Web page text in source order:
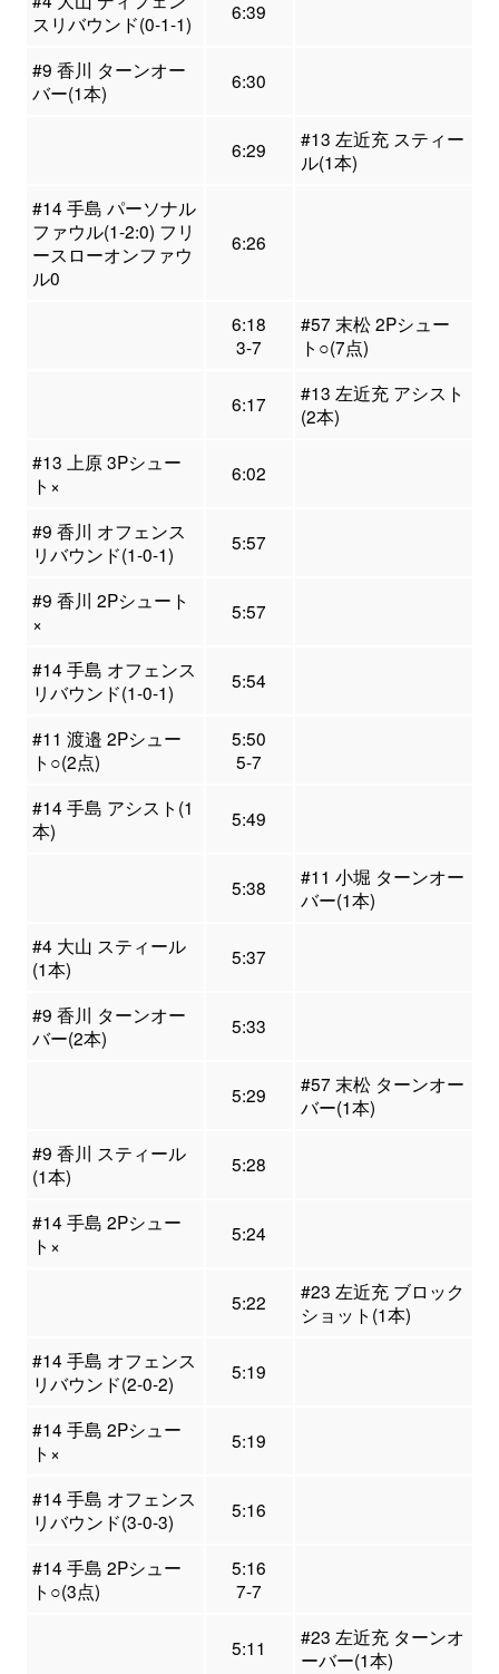
スリバウンド(0-1-1)
6:39
#9 香川 ターンオー
バー(1本)
6:30
6:29
#13 左近充 スティー
ル(1本)
#14 手島 パーソナル
ファウル(1-2:0) フリ
ースローオンファウ
ル0
6:26
6:18
3-7
#57 末松 2Pシュー
ト○(7点)
6:17
#13 左近充 アシスト
(2本)
#13 上原 3Pシュー
ト×
6:02
#9 香川 オフェンス
リバウンド(1-0-1)
5:57
#9 香川 2Pシュート
×
5:57
#14 手島 オフェンス
リバウンド(1-0-1)
5:54
#11 渡邉 2Pシュー
ト○(2点)
5:50
5-7
#14 手島 アシスト(1
本)
5:49
5:38
#11 小堀 ターンオー
バー(1本)
#4 大山 スティール
(1本)
5:37
#9 香川 ターンオー
バー(2本)
5:33
5:29
#57 末松 ターンオー
バー(1本)
#9 香川 スティール
(1本)
5:28
#14 手島 2Pシュー
ト×
5:24
5:22
#23 左近充 ブロック
ショット(1本)
#14 手島 オフェンス
リバウンド(2-0-2)
5:19
#14 手島 2Pシュー
ト×
5:19
#14 手島 オフェンス
リバウンド(3-0-3)
5:16
#14 手島 2Pシュー
ト○(3点)
5:16
7-7
5:11
#23 左近充 ターンオ
ーバー(1本)